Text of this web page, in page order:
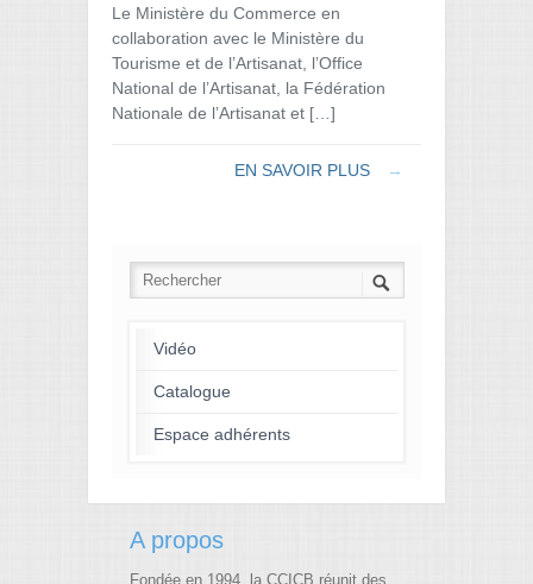
Le Ministère du Commerce en
collaboration avec le Ministère du
Tourisme et de l’Artisanat, l’Office
National de l’Artisanat, la Fédération
Nationale de l’Artisanat et […]
EN SAVOIR PLUS →
Vidéo
Catalogue
Espace adhérents
A propos
Fondée en 1994, la CCICB réunit des